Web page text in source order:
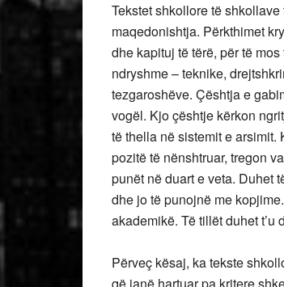
Tekstet shkollore të
maqedonishtja. Përkthimet
dhe kapituj të tërë, për të
ndryshme – teknike,
tezgaroshëve. Çështja e
vogël. Kjo çështje kërkon
të thella në sistemit e arsimit.
pozitë të nënshtruar, tregon
punët në duart e veta. Duhet
dhe jo të punojnë me
akademikë. Të tillët duhet t’u
Përveç kësaj, ka tekste